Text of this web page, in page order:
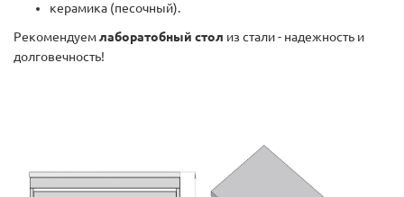
керамика (песочный).
Рекомендуемлаборатобный стол из стали - надежность и
долговечность!